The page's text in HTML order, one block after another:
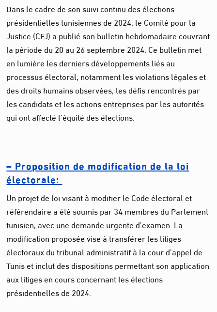
Dans le cadre de son suivi continu des élections
présidentielles tunisiennes de 2024, le Comité pour la
Justice (CFJ) a publié son bulletin hebdomadaire couvrant
la période du 20 au 26 septembre 2024. Ce bulletin met
en lumière les derniers développements liés au
processus électoral, notamment les violations légales et
des droits humains observées, les défis rencontrés par
les candidats et les actions entreprises par les autorités
qui ont affecté l’équité des élections.
– Proposition de modification de la loi
électorale:
Un projet de loi visant à modifier le Code électoral et
référendaire a été soumis par 34 membres du Parlement
tunisien, avec une demande urgente d’examen. La
modification proposée vise à transférer les litiges
électoraux du tribunal administratif à la cour d’appel de
Tunis et inclut des dispositions permettant son application
aux litiges en cours concernant les élections
présidentielles de 2024.